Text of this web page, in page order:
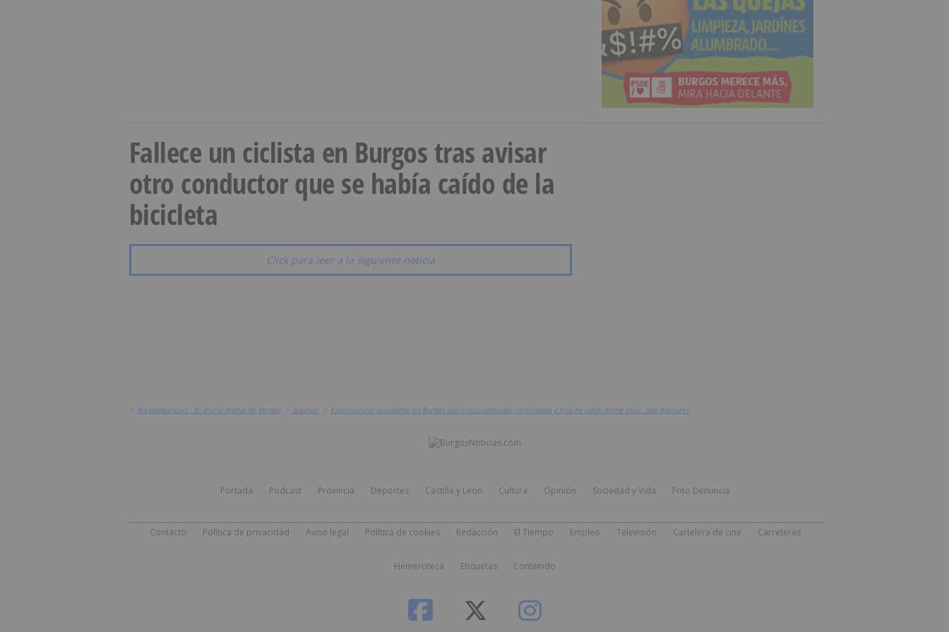
Fallece un ciclista en Burgos tras avisar
otro conductor que se había caído de la
bicicleta
Click para leer a la siguiente noticia
> BurgosNoticias - El diario digital de Burgos > Sucesos > Espectacular accidente en Burgos con cinco vehículos implicados y tres heridos, entre ellos, dos menores
Portada Podcast Provincia Deportes Castilla y León Cultura Opinión Sociedad y Vida Foto Denuncia
Contacto Política de privacidad Aviso legal Política de cookies Redacción El Tiempo Empleo Televisión Cartelera de cine Carreteras
Hemeroteca Etiquetas Contenido